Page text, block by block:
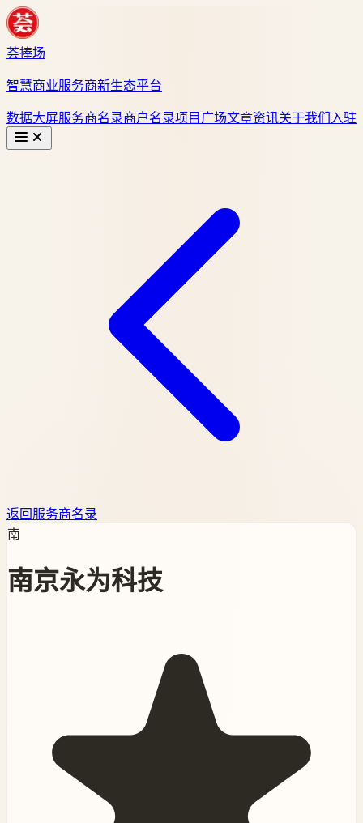
荟捧场
智慧商业服务商新生态平台
数据大屏服务商名录商户名录项目广场文章资讯关于我们 入驻
返回服务商名录
南
南京永为科技